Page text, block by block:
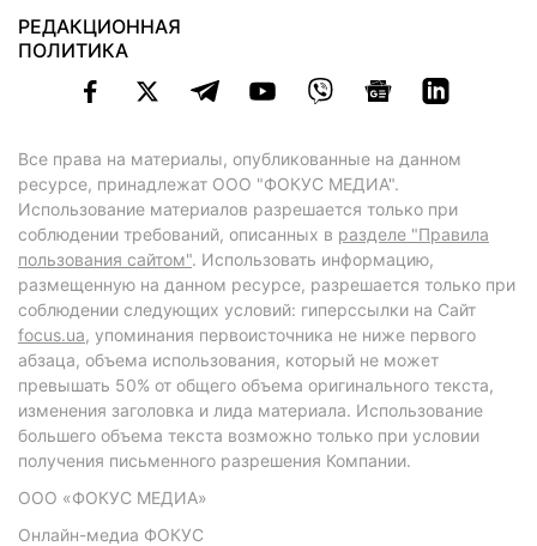
РЕДАКЦИОННАЯ
ПОЛИТИКА
Все права на материалы, опубликованные на данном
ресурсе, принадлежат ООО "ФОКУС МЕДИА".
Использование материалов разрешается только при
соблюдении требований, описанных в разделе "Правила
пользования сайтом". Использовать информацию,
размещенную на данном ресурсе, разрешается только при
соблюдении следующих условий: гиперссылки на Сайт
focus.ua, упоминания первоисточника не ниже первого
абзаца, объема использования, который не может
превышать 50% от общего объема оригинального текста,
изменения заголовка и лида материала. Использование
большего объема текста возможно только при условии
получения письменного разрешения Компании.
ООО «ФОКУС МЕДИА»
Онлайн-медиа ФОКУС